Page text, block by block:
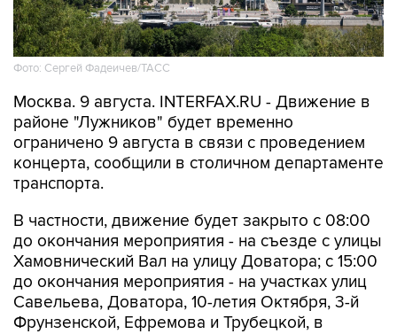
Фото: Сергей Фадеичев/ТАСС
Москва. 9 августа. INTERFAX.RU - Движение в
районе "Лужников" будет временно
ограничено 9 августа в связи с проведением
концерта, сообщили в столичном департаменте
транспорта.
В частности, движение будет закрыто с 08:00
до окончания мероприятия - на съезде с улицы
Хамовнический Вал на улицу Доватора; с 15:00
до окончания мероприятия - на участках улиц
Савельева, Доватора, 10-летия Октября, 3-й
Фрунзенской, Ефремова и Трубецкой, в